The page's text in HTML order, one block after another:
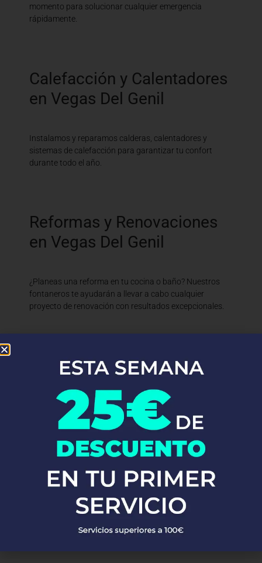
momento para solucionar cualquier emergencia
rápidamente.
Calefacción y Calentadores
en Vegas Del Genil
Instalamos y reparamos calderas, calentadores y
sistemas de calefacción para garantizar tu confort
durante todo el año.
Reformas y Renovaciones
en Vegas Del Genil
¿Planeas una reforma en tu cocina o baño? Nuestros
fontaneros te ayudarán a llevar a cabo cualquier
proyecto de renovación con resultados excepcionales.
En Fontaneros 24h Vegas Del Genil, brindamos una completa
necesidades. Ya sea una emergencia o un mantenimiento
rutinario, estamos disponibles para asistirte las 24 horas del día,
los 7 días de la semana. A continuación, te mostramos algunos de
PEDIR PRESUPUESTO